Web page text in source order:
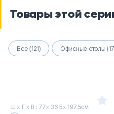
Товары этой
Все (121) Офисные столы
Ш х Г х В : 77х 36.5х 197.5см